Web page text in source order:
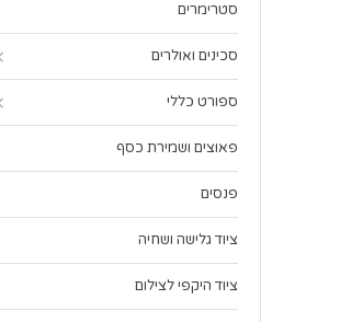
סטרימרים
סכינים ואולרים
ספורט כללי
פאוצים ושמירת כסף
פנסים
ציוד גלישה ושחיה
ציוד היקפי לצילום